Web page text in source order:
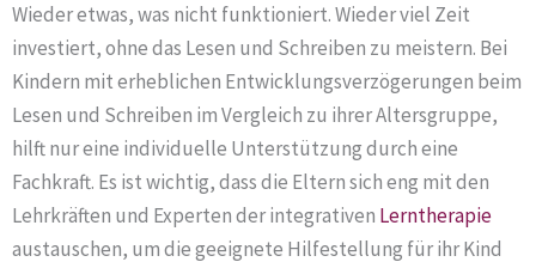
Wieder etwas, was nicht funktioniert. Wieder viel Zeit
investiert, ohne das Lesen und Schreiben zu meistern. Bei
Kindern mit erheblichen Entwicklungsverzögerungen beim
Lesen und Schreiben im Vergleich zu ihrer Altersgruppe,
hilft nur eine individuelle Unterstützung durch eine
Fachkraft. Es ist wichtig, dass die Eltern sich eng mit den
Lehrkräften und Experten der integrativen Lerntherapie
austauschen, um die geeignete Hilfestellung für ihr Kind